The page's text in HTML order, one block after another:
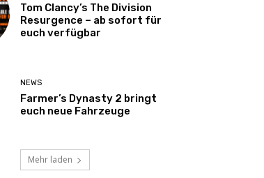
Tom Clancy’s The Division
Resurgence – ab sofort für
euch verfügbar
NEWS
Farmer’s Dynasty 2 bringt
euch neue Fahrzeuge
Mehr laden